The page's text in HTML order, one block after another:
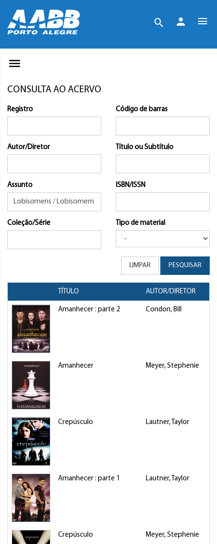
CONSULTA AO ACERVO
Registro Código de barras
Autor/Diretor Título ou Subtítulo
Assunto ISBN/ISSN
Coleção/Série Tipo de material
LIMPAR PESQUISAR
TÍTULO AUTOR/DIRETOR
Amanhecer : parte 2 Condon, Bill
Amanhecer Meyer, Stephenie
Crepúsculo Lautner, Taylor
Amanhecer : parte 1 Lautner, Taylor
Crepúsculo Meyer, Stephenie